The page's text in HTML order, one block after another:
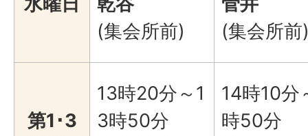
(集会所前)
(集会所前
第1･3
13時20分～1
3時50分
14時10分
時50分